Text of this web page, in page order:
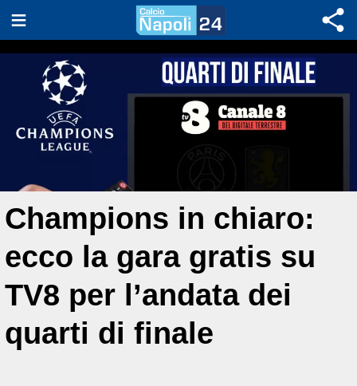
Champions in chiaro:
ecco la gara gratis su
TV8 per l’andata dei
quarti di finale